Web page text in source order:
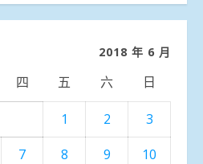
2018 年 6 月
四 五 六 日
1 2
3
7 8 9 10